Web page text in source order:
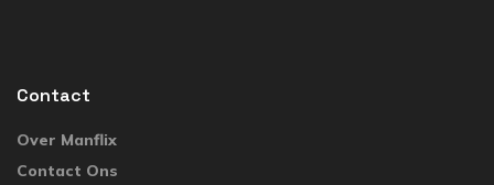
Contact
Over Manflix
Contact Ons